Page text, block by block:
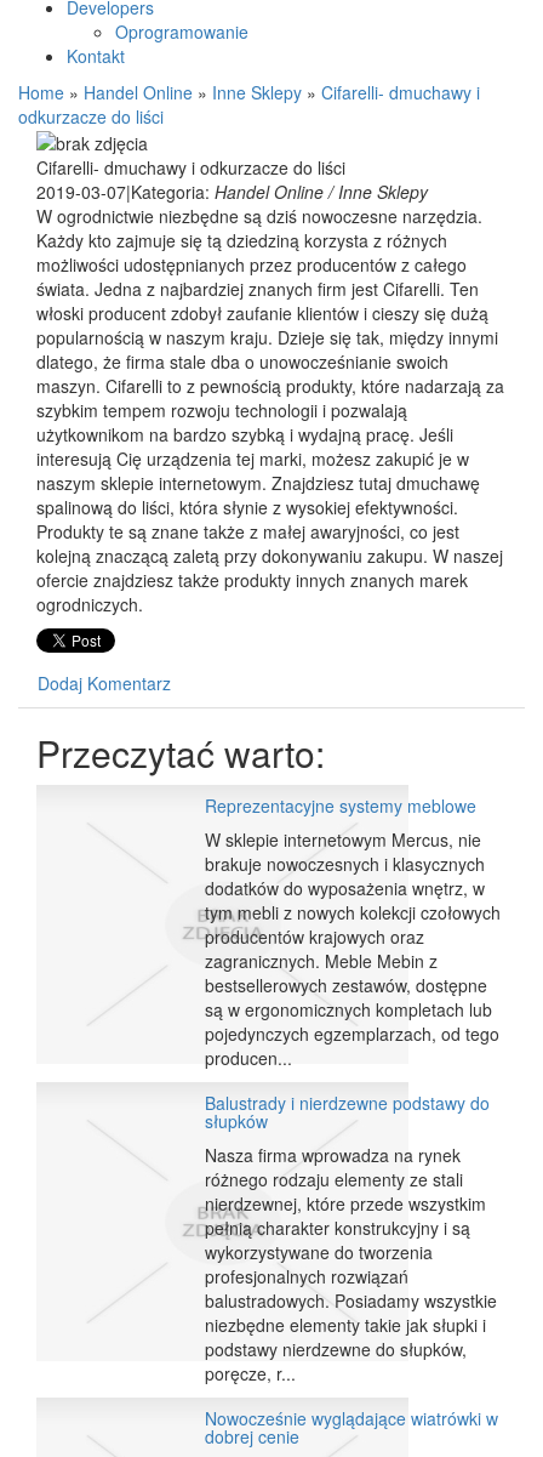
Developers
Oprogramowanie
Kontakt
Home » Handel Online » Inne Sklepy » Cifarelli- dmuchawy i
odkurzacze do liści
Cifarelli- dmuchawy i odkurzacze do liści
2019-03-07|Kategoria: Handel Online / Inne Sklepy
W ogrodnictwie niezbędne są dziś nowoczesne narzędzia.
Każdy kto zajmuje się tą dziedziną korzysta z różnych
możliwości udostępnianych przez producentów z całego
świata. Jedna z najbardziej znanych firm jest Cifarelli. Ten
włoski producent zdobył zaufanie klientów i cieszy się dużą
popularnością w naszym kraju. Dzieje się tak, między innymi
dlatego, że firma stale dba o unowocześnianie swoich
maszyn. Cifarelli to z pewnością produkty, które nadarzają za
szybkim tempem rozwoju technologii i pozwalają
użytkownikom na bardzo szybką i wydajną pracę. Jeśli
interesują Cię urządzenia tej marki, możesz zakupić je w
naszym sklepie internetowym. Znajdziesz tutaj dmuchawę
spalinową do liści, która słynie z wysokiej efektywności.
Produkty te są znane także z małej awaryjności, co jest
kolejną znaczącą zaletą przy dokonywaniu zakupu. W naszej
ofercie znajdziesz także produkty innych znanych marek
ogrodniczych.
Dodaj Komentarz
Przeczytać warto:
Reprezentacyjne systemy meblowe
W sklepie internetowym Mercus, nie
brakuje nowoczesnych i klasycznych
dodatków do wyposażenia wnętrz, w
tym mebli z nowych kolekcji czołowych
producentów krajowych oraz
zagranicznych. Meble Mebin z
bestsellerowych zestawów, dostępne
są w ergonomicznych kompletach lub
pojedynczych egzemplarzach, od tego
producen...
Balustrady i nierdzewne podstawy do
słupków
Nasza firma wprowadza na rynek
różnego rodzaju elementy ze stali
nierdzewnej, które przede wszystkim
pełnią charakter konstrukcyjny i są
wykorzystywane do tworzenia
profesjonalnych rozwiązań
balustradowych. Posiadamy wszystkie
niezbędne elementy takie jak słupki i
podstawy nierdzewne do słupków,
poręcze, r...
Nowocześnie wyglądające wiatrówki w
dobrej cenie